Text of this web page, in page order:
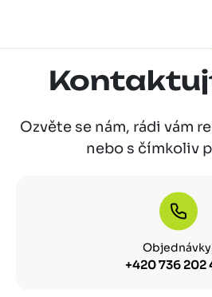
Ozvěte se nám, rádi vám
nebo s čímkoliv
+420 736 202